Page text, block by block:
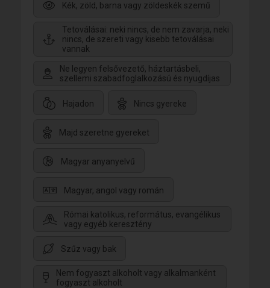
Kék, zöld, barna vagy zöldeskék szemű
Tetoválásai: neki nincs, de nem zavarja, neki
nincs, de szereti vagy kisebb tetoválásai
vannak
Ne legyen felsővezető, háztartásbeli,
szellemi szabadfoglalkozású és nyugdíjas
Hajadon Nincs gyereke
Majd szeretne gyereket
Magyar anyanyelvű
Magyar, angol vagy román
Római katolikus, református, evangélikus
vagy egyéb keresztény
Szűz vagy bak
Nem fogyaszt alkoholt vagy alkalmanként
fogyaszt alkoholt